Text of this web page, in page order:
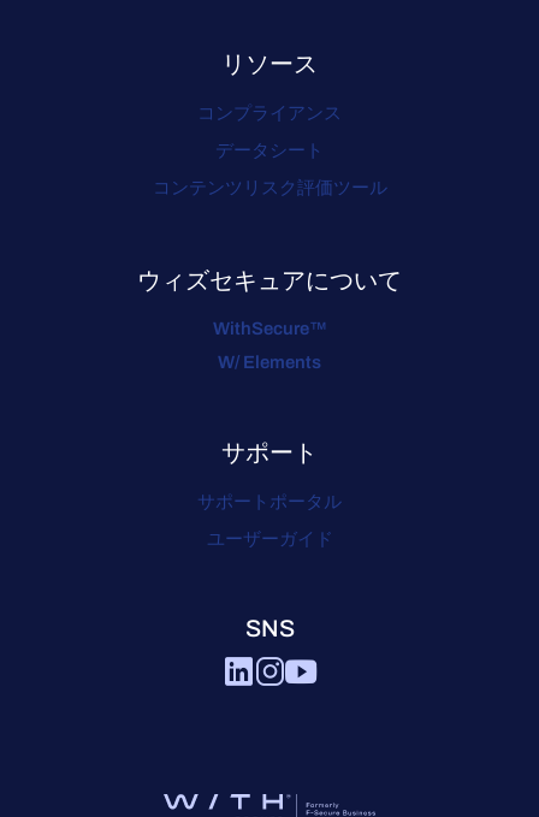
リソース
コンプライアンス
データシート
コンテンツリスク評価ツール
ウィズセキュアについて
WithSecure™
W/ Elements
サポート
サポートポータル
ユーザーガイド
SNS